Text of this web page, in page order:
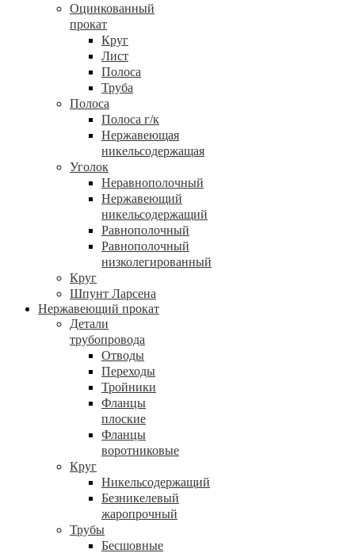
Оцинкованный
прокат
Круг
Лист
Полоса
Труба
Полоса
Полоса г/к
Нержавеющая
никельсодержащая
Уголок
Неравнополочный
Нержавеющий
никельсодержащий
Равнополочный
Равнополочный
низколегированный
Круг
Шпунт Ларсена
Нержавеющий прокат
Детали
трубопровода
Отводы
Переходы
Тройники
Фланцы
плоские
Фланцы
воротниковые
Круг
Никельсодержащий
Безникелевый
жаропрочный
Трубы
Бесшовные